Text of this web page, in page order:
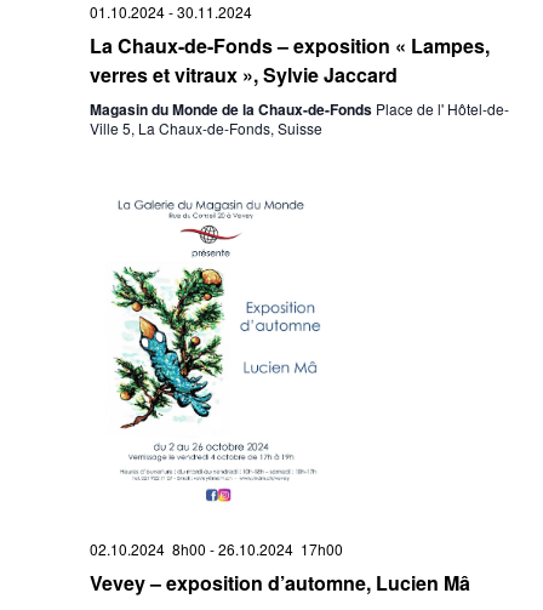
01.10.2024-30.11.2024
La Chaux-de-Fonds – exposition « Lampes,
verres et vitraux », Sylvie Jaccard
Magasin du Monde de la Chaux-de-Fonds Place de l' Hôtel-de-
Ville 5, La Chaux-de-Fonds, Suisse
02.10.2024 8h00 -26.10.2024 17h00
Vevey – exposition d’automne, Lucien Mâ